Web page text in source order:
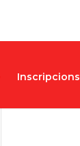
Inscripcions